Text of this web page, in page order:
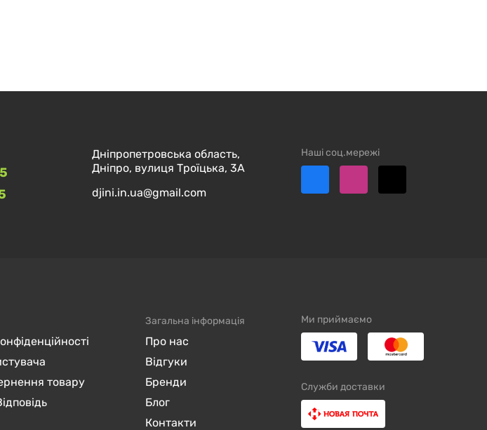
Наші соц.мережі
Дніпропетровська область,
Дніпро, вулиця Троїцька, 3А
djini.in.ua@gmail.com
товару
Загальна інформація
Про нас
Відгуки
Бренди
Блог
Контакти
Ми приймаємо
Служби доставки